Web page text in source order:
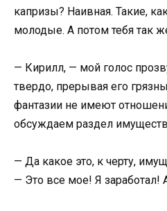
капризы? Наивная. Такие,
молодые. А потом тебя так
— Кирилл, — мой голос
твердо, прерывая его
фантазии не имеют
обсуждаем раздел
— Да какое это, к черту,
— Это все мое! Я заработал!